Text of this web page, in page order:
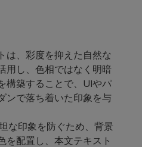
は、彩度を抑えた自然な
用し、色相ではなく明暗
構築することで、UIやパ
ンで落ち着いた印象を与
な印象を防ぐため、背景
を配置し、本文テキスト